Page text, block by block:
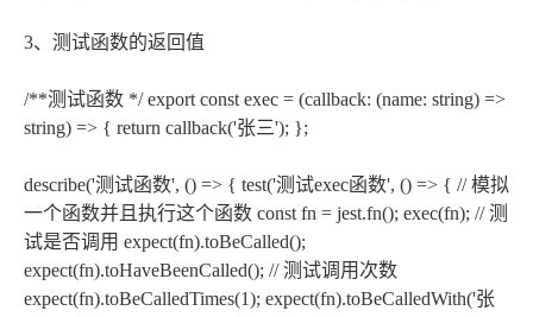
3、测试函数的返回值
/**测试函数 */ export const exec = (callback: (name: string) =>
string) => { return callback('张三'); };
describe('测试函数', () => { test('测试exec函数', () => { // 模拟
一个函数并且执行这个函数 const fn = jest.fn(); exec(fn); // 测
试是否调用 expect(fn).toBeCalled();
expect(fn).toHaveBeenCalled(); // 测试调用次数
expect(fn).toBeCalledTimes(1); expect(fn).toBeCalledWith('张